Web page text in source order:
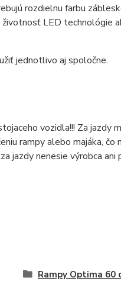
rozdielnu farbu
LED technológie
jednotlivo aj spoločne.
vozidla!!! Za jazdy
rampy alebo majáka,
jazdy nenesie výrobca ani
Rampy Optima 60